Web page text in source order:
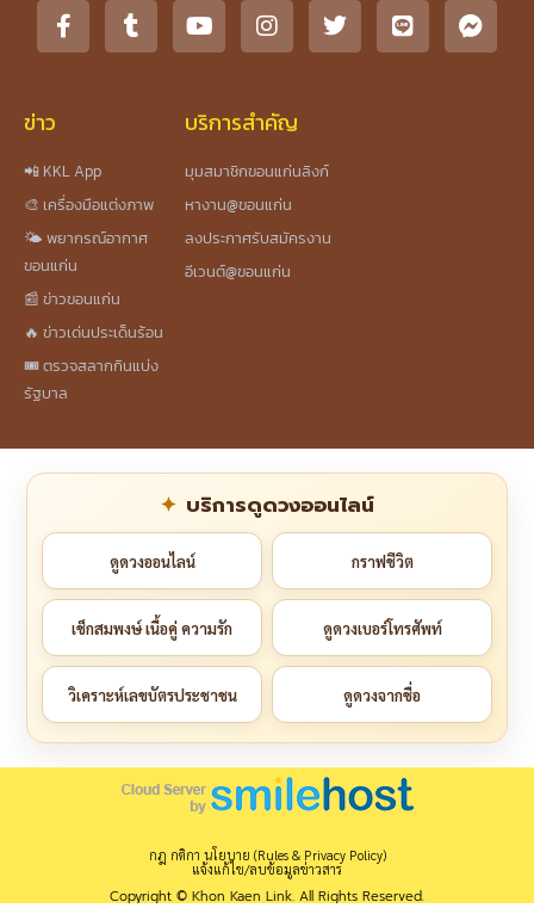
ข่าว
📲 KKL App
🎨 เครื่องมือแต่งภาพ
🌤️ พยากรณ์อากาศ
ขอนแก่น
📰 ข่าวขอนแก่น
🔥 ข่าวเด่นประเด็นร้อน
🎟️ ตรวจสลากกินแบ่ง
รัฐบาล
บริการสำคัญ
มุมสมาชิกขอนแก่นลิงก์
หางาน@ขอนแก่น
ลงประกาศรับสมัครงาน
อีเวนต์@ขอนแก่น
บริการดูดวงออนไลน์
ดูดวงออนไลน์ กราฟชีวิต
เช็กสมพงษ์ เนื้อคู่ ความรัก ดูดวงเบอร์โทรศัพท์
วิเคราะห์เลขบัตรประชาชน ดูดวงจากชื่อ
กฎ กติกา นโยบาย (Rules & Privacy Policy)
แจ้งแก้ไข/ลบข้อมูลข่าวสาร
Copyright © Khon Kaen Link. All Rights Reserved.